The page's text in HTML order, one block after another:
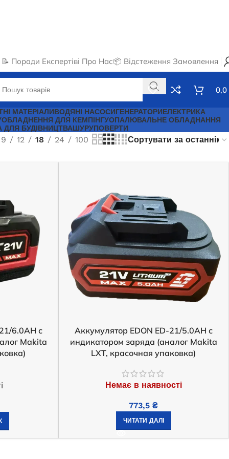
📝 Поради Експертівℹ️ Про Нас📦 Відстеження Замовлення
0,0
МАТЕРІАЛИВОДЯНІ НАСОСИГЕНЕРАТОРИЕЛЕКТРИКА
ОБЛАДНЕННЯ ДЛЯ КЕМПІНГУОПАЛЮВАЛЬНЕ ОБЛАДНАННЯ
ДЛЯ БУДІВНИЦТВАШУРУПОВЕРТИ
9 12 18 24 100
6.0AH с
Makita
Аккумулятор EDON ED-21/5.0AH с
индикатором заряда (аналог Makita
LXT, красочная упаковка)
Немає в наявності
773,5 ₴
ЧИТАТИ ДАЛІ